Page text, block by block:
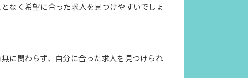
なく希望に合った求人を見つけやすいでしょ
に関わらず、自分に合った求人を見つけられ